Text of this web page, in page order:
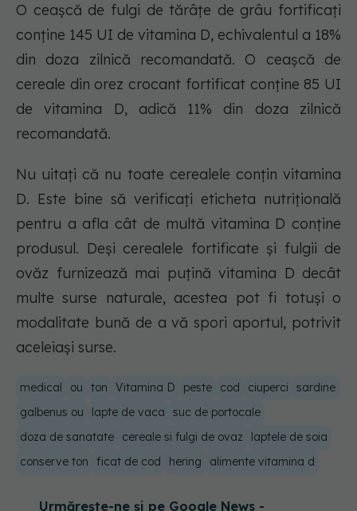
O ceașcă de fulgi de tărâțe de grâu fortificați
conține 145 UI de vitamina D, echivalentul a 18%
din doza zilnică recomandată. O ceașcă de
cereale din orez crocant fortificat conține 85 UI
de vitamina D, adică 11% din doza zilnică
recomandată.
Nu uitați că nu toate cerealele conțin vitamina
D. Este bine să verificați eticheta nutrițională
pentru a afla cât de multă vitamina D conține
produsul. Deși cerealele fortificate și fulgii de
ovăz furnizează mai puțină vitamina D decât
multe surse naturale, acestea pot fi totuși o
modalitate bună de a vă spori aportul, potrivit
aceleiași surse.
medical ou ton Vitamina D peste cod ciuperci
sardine
galbenus ou
lapte de vaca
suc de portocale
doza de sanatate
cereale si fulgi de ovaz
laptele de soia
conserve ton
ficat de cod hering alimente vitamina d
Urmărește-ne și pe Google News -